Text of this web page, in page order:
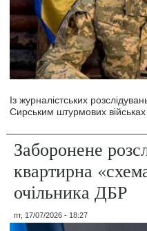
Із журналістських
Сирським штурмових
Заборонене
квартирна
очільника ДБР
пт, 17/07/2026 - 18:27